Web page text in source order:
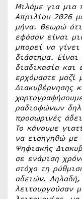
Μιλάμε για μια
Απριλίου 2026
μήνα. Θεωρώ
εφόσον είναι
μπορεί να
διάστημα.
διαδικασία και
ερχόμαστε μαζί
Διακυβέρνησης
ραδιοφώνων
προσωρινές
Το κάνουμε
να εισηγηθώ με
Ψηφιακής
σε ενάμιση
στόχο τη
αδειών.
λειτουργούσαν